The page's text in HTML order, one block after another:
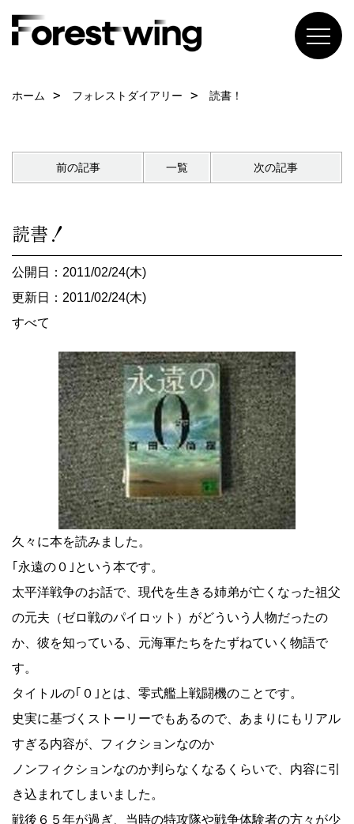
ホーム フォレストダイアリー 読書！
前の記事 一覧 次の記事
読書！
公開日：2011/02/24(木)
更新日：2011/02/24(木)
すべて
久々に本を読みました。
｢永遠の０｣という本です。
太平洋戦争のお話で、現代を生きる姉弟が亡くなった祖父
の元夫（ゼロ戦のパイロット）がどういう人物だったの
か、彼を知っている、元海軍たちをたずねていく物語で
す。
タイトルの｢０｣とは、零式艦上戦闘機のことです。
史実に基づくストーリーでもあるので、あまりにもリアル
すぎる内容が、フィクションなのか
ノンフィクションなのか判らなくなるくらいで、内容に引
き込まれてしまいました。
戦後６５年が過ぎ、当時の特攻隊や戦争体験者の方々が少